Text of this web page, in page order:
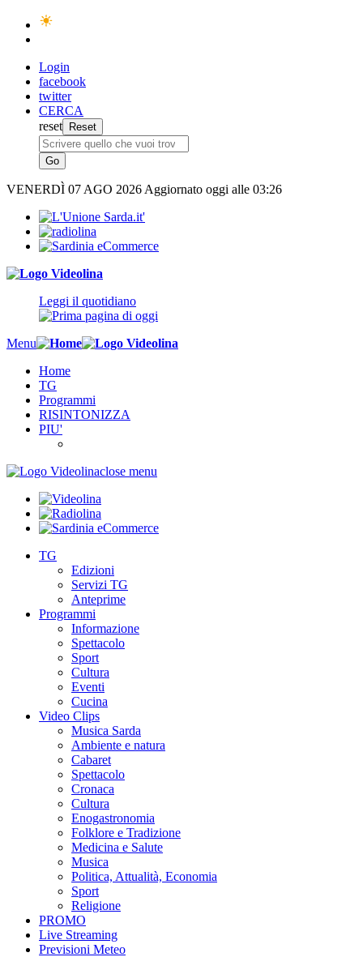
Login
facebook
twitter
CERCA
reset
VENERDÌ 07 AGO 2026 Aggiornato oggi alle 03:26
Leggi il quotidiano
Menu
Home
TG
Programmi
RISINTONIZZA
PIU'
close menu
TG
Edizioni
Servizi TG
Anteprime
Programmi
Informazione
Spettacolo
Sport
Cultura
Eventi
Cucina
Video Clips
Musica Sarda
Ambiente e natura
Cabaret
Spettacolo
Cronaca
Cultura
Enogastronomia
Folklore e Tradizione
Medicina e Salute
Musica
Politica, Attualità, Economia
Sport
Religione
PROMO
Live Streaming
Previsioni Meteo